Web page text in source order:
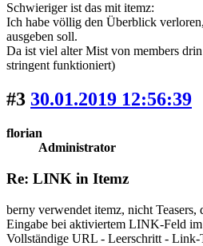
Schwieriger ist das mit itemz:
Ich habe völlig den Überblick
ausgeben soll.
Da ist viel alter Mist von members
stringent funktioniert)
#3 30.01.2019 12:56:39
florian
Administrator
Re: LINK in Itemz
berny verwendet itemz, nicht
Eingabe bei aktiviertem LINK-Feld
Vollständige URL - Leerschritt - Link-